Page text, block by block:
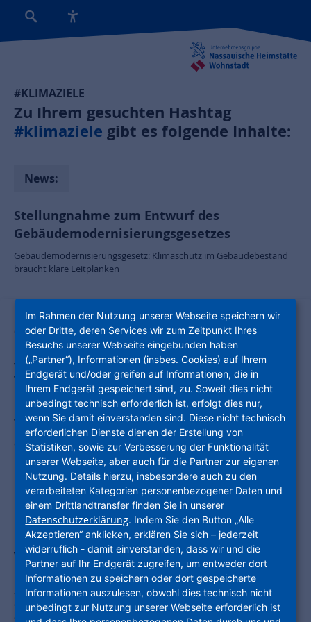
#KLIMAZIELE
Zu Ihrem gesuchten Hashtag
#klimaziele gibt es folgende Inhalte:
News:
Stellungnahme zum Entwurf des
Gebäudemodernisierungsgesetzes
Gebäudemodernisierungsgesetz: Klimaschutz im Gebäudebestand
braucht klare Leitplanken
NHW und Daikin setzen neue Maßstäbe in
der Wärmeversorgung
Partnerschaft für eine nachhaltigere Zukunft: Hessens größtes
Wohnungsunternehmen kooperiert mit einem führenden
Wärmepumpenhersteller
Wohnzukunftstag 2025: Breitensport statt
Spitzensport auf dem Weg zur
Klimaneutralität
NHW-Geschäftsführer Dr. Thomas Hain fordert pragmatische
Lösungen und ein Umdenken in der Branche
NHW macht in Fulda-Aschenberg knapp 230
Wohnungen fit für die Zukunft
Unternehmensgruppe Nassauische Heimstätte | Wohnstadt setzt
auf energetische Modernisierungen: Presserundgang mit
Geschäftsführerin Monika Fontaine-Kretschmer, Fuldas
Oberbürgermeister Dr. Heiko Wingenfeld und Stadtbaurat Daniel
Im Rahmen der Nutzung unserer Webseite speichern wir
oder Dritte, deren Services wir zum Zeitpunkt Ihres
Besuchs unserer Webseite eingebunden haben
(„Partner“), Informationen (insbes. Cookies) auf Ihrem
Endgerät und/oder greifen auf Informationen, die in
Ihrem Endgerät gespeichert sind, zu. Soweit dies nicht
unbedingt technisch erforderlich ist, erfolgt dies nur,
wenn Sie damit einverstanden sind. Diese nicht technisch
erforderlichen Dienste dienen der Erstellung von
Statistiken, sowie zur Verbesserung der Funktionalität
unserer Webseite, aber auch für die Partner zur eigenen
Nutzung. Details hierzu, insbesondere auch zu den
verarbeiteten Kategorien personenbezogener Daten und
einem Drittlandtransfer finden Sie in unserer
Datenschutzerklärung. Indem Sie den Button „Alle
Akzeptieren“ anklicken, erklären Sie sich – jederzeit
widerruflich - damit einverstanden, dass wir und die
Partner auf Ihr Endgerät zugreifen, um entweder dort
Informationen zu speichern oder dort gespeicherte
Informationen auszulesen, obwohl dies technisch nicht
unbedingt zur Nutzung unserer Webseite erforderlich ist